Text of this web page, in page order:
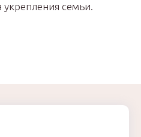
укрепления семьи.